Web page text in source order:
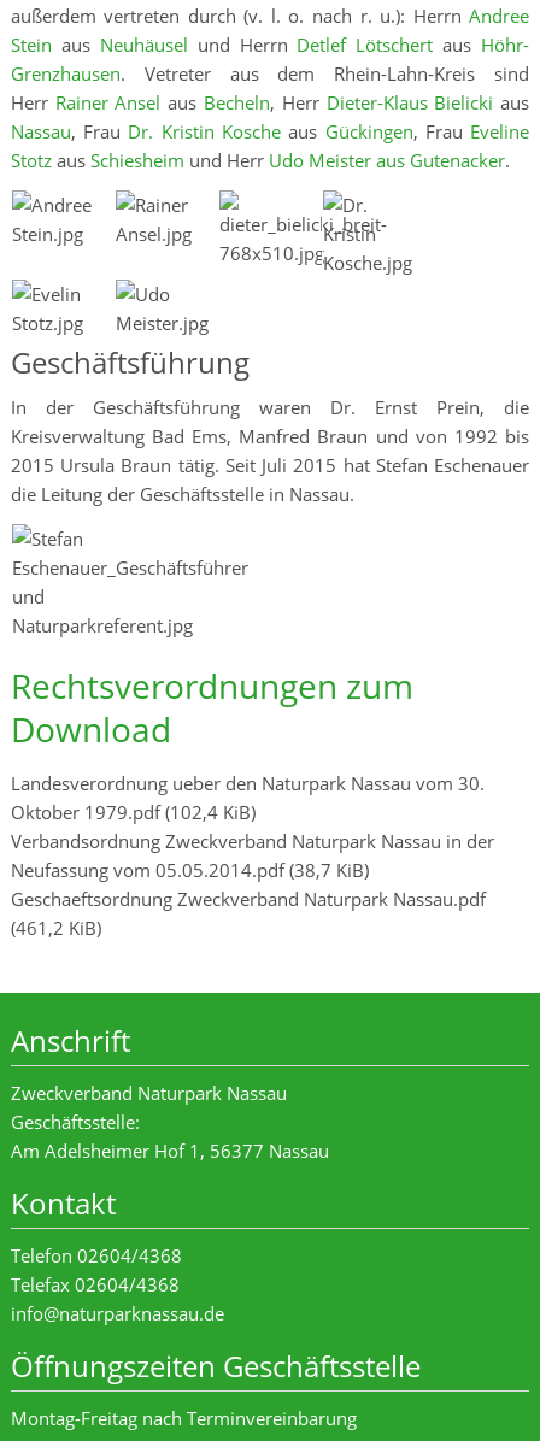
außerdem vertreten durch (v. l. o. nach r. u.): HerrnAndree
Stein aus Neuhäusel und Herrn Detlef Lötschert aus Höhr-
Grenzhausen. Vetreter aus dem Rhein-Lahn-Kreis sind
Herr Rainer Ansel aus Becheln, Herr Dieter-Klaus Bielicki aus
Nassau, Frau Dr. Kristin Kosche aus Gückingen, Frau Eveline
Stotzaus Schiesheim und Herr Udo Meister aus Gutenacker.
Geschäftsführung
In der Geschäftsführung waren Dr. Ernst Prein, die
Kreisverwaltung Bad Ems, Manfred Braun und von 1992 bis
2015 Ursula Braun tätig. Seit Juli 2015 hat Stefan Eschenauer
die Leitung der Geschäftsstelle in Nassau.
Rechtsverordnungen zum
Download
Landesverordnung ueber den Naturpark Nassau vom 30.
Oktober 1979.pdf(102,4 KiB)
Verbandsordnung Zweckverband Naturpark Nassau in der
Neufassung vom 05.05.2014.pdf(38,7 KiB)
Geschaeftsordnung Zweckverband Naturpark Nassau.pdf
(461,2 KiB)
Anschrift
Zweckverband Naturpark Nassau
Geschäftsstelle:
Am Adelsheimer Hof 1, 56377 Nassau
Kontakt
Telefon 02604/4368
Telefax 02604/4368
info@naturparknassau.de
Öffnungszeiten Geschäftsstelle
Montag-Freitag nach Terminvereinbarung